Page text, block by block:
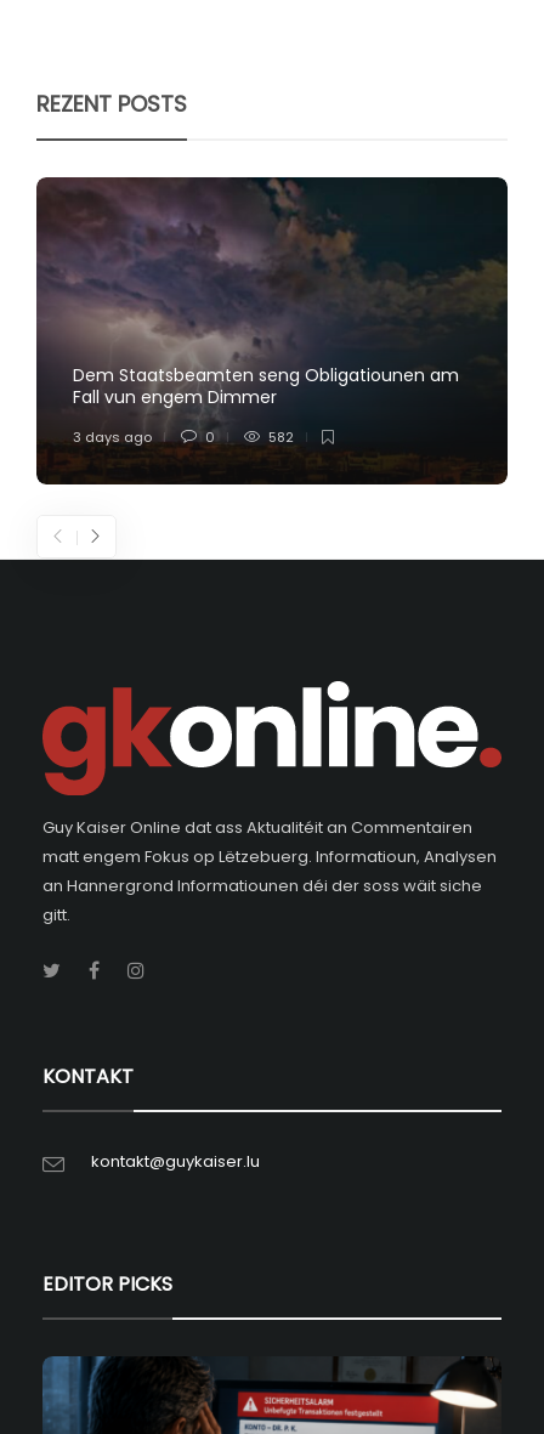
REZENT POSTS
Dem Staatsbeamten seng Obligatiounen am
Fall vun engem Dimmer
3 days ago 0 582
Guy Kaiser Online dat ass Aktualitéit an Commentairen
matt engem Fokus op Lëtzebuerg. Informatioun, Analysen
an Hannergrond Informatiounen déi der soss wäit siche
gitt.
KONTAKT
kontakt@guykaiser.lu
EDITOR PICKS